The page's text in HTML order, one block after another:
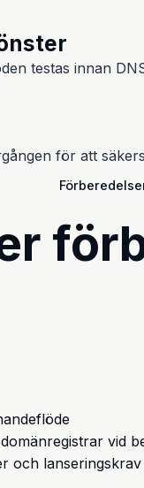
testas innan
för att
vid
och lanseringskrav